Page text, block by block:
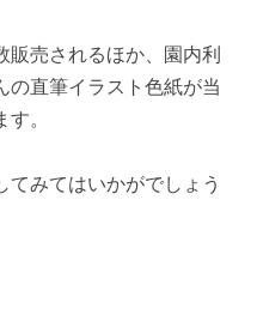
販売されるほか、園内利
の直筆イラスト色紙が当
。
てみてはいかがでしょう